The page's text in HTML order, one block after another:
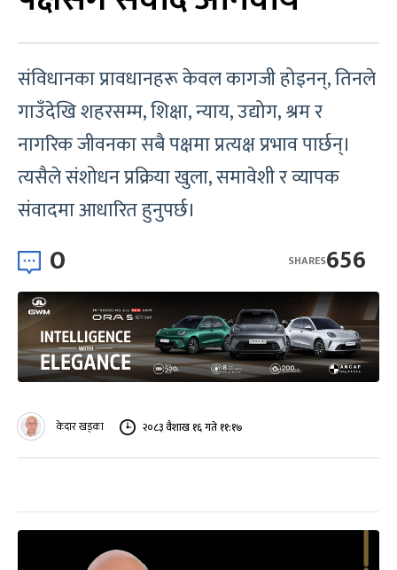
संविधानका प्रावधानहरू केवल कागजी होइनन्, तिनले
गाउँदेखि शहरसम्म, शिक्षा, न्याय, उद्योग, श्रम र
नागरिक जीवनका सबै पक्षमा प्रत्यक्ष प्रभाव पार्छन्।
त्यसैले संशोधन प्रक्रिया खुला, समावेशी र व्यापक
संवादमा आधारित हुनुपर्छ।
0 656
SHARES
केदार खड्का २०८३ वैशाख १६ गते ११:१७